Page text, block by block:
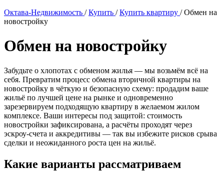
Октава-Недвижимость / Купить / Купить квартиру / Обмен на
новостройку
Обмен на новостройку
Забудьте о хлопотах с обменом жилья — мы возьмём всё на
себя. Превратим процесс обмена вторичной квартиры на
новостройку в чёткую и безопасную схему: продадим ваше
жильё по лучшей цене на рынке и одновременно
зарезервируем подходящую квартиру в желаемом жилом
комплексе. Ваши интересы под защитой: стоимость
новостройки зафиксирована, а расчёты проходят через
эскроу‑счета и аккредитивы — так вы избежите рисков срыва
сделки и неожиданного роста цен на жильё.
Какие варианты рассматриваем